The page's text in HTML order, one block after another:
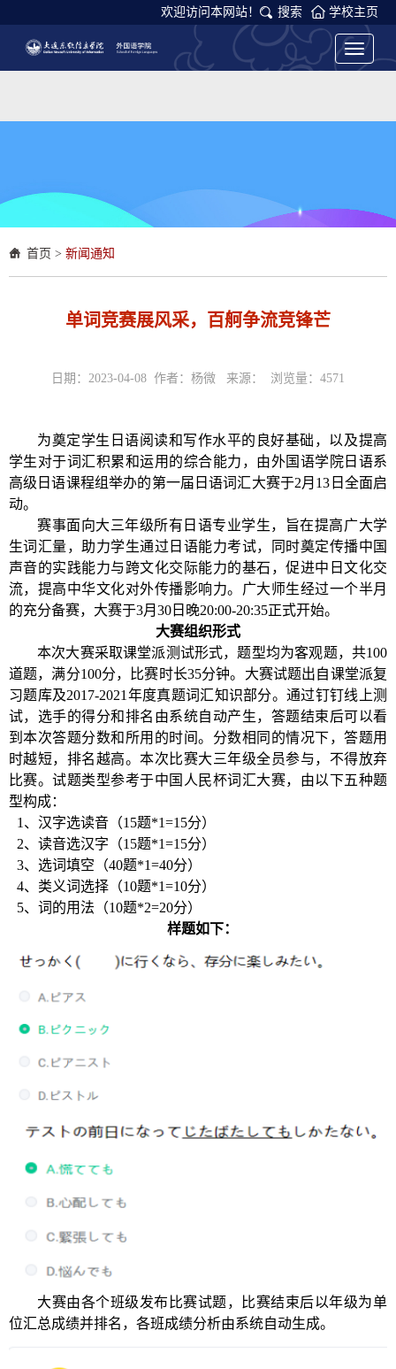
欢迎访问本网站！ 搜索 学校主页
Toggle
首页 > 新闻通知
单词竞赛展风采，百舸争流竞锋芒
日期：2023-04-08 作者：杨微 来源： 浏览量： 4571
为奠定学生 日语阅读和写作水平的 良好基础 ，以及提高
学生对于词汇积累和运用 的综合能力， 由外国语学院日语系
高级日语课程组举办的第一届日语词汇大赛于2月13日全面启
动。
赛事面向大三年级所有 日语专业学生，旨在提高广大学
生词汇量，助力学生通过日语能力考试，同时奠定传播中国
声音的实践能力与跨文化交际能力的基石 ，促进中日文化交
流，提高中华文化对外传播影响力。 广大师生经过一个半月
的充分备赛，大赛于3月30 日晚20:00-20:35正式开始。
大赛组织形式
本次大赛采取课堂派测试形式，题型均为客观题，共100
道题，满分100分，比赛时长35分钟。 大赛试题出自课堂派复
习题库及2017-2021 年度真题词汇知识部分。通过钉钉线上测
试， 选手的得分和排名由系统自动产生，答题结束后可以看
到本次答题分数和所用的时间。分数相同的情况下，答题用
时越短，排名越高。本次比赛大三年级全员参与，不得放弃
比赛。试题类型参考于中国人民杯词汇大赛，由以下五种题
型构成：
1、汉字选读音（15题*1=15分）
2、读音选汉字（15题*1=15分）
3、选词填空（40题*1=40分）
4、 类义词选择（10题*1=10分）
5、词的用法（10题*2=20分）
样题如下：
大赛由各个班级发布比赛试题，比赛结束后以年级为单
位汇总成绩并排名，各班成绩分析由系统自动生成。